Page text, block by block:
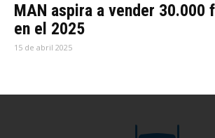
MAN aspira a vender 30.000
en el 2025
15 de abril 2025